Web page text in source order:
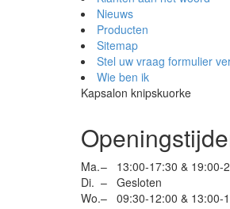
Nieuws
Producten
Sitemap
Stel uw vraag formulier
Wie ben ik
Kapsalon knipskuorke
Ma.–
13:00-17:30 & 19:00-
Di. – Gesloten
Wo.– 09:30-12:00 & 13:00-